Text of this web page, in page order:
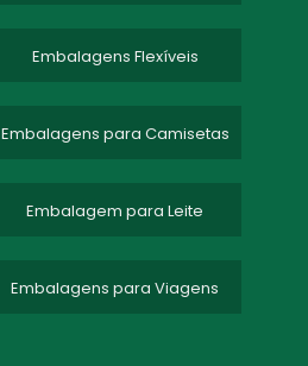
Embalagens Flexíveis
Embalagens para Camisetas
Embalagem para Leite
Embalagens para Viagens